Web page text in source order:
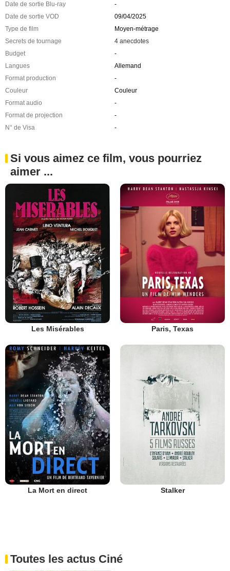
Date de sortie Blu-ray
-
Date de sortie VOD
09/04/2025
Type de film
Moyen-métrage
Secrets de tournage
4 anecdotes
Budget
-
Langues
Allemand
Format production
-
Couleur
Couleur
Format audio
-
Format de projection
-
N° de Visa
-
Si vous aimez ce film, vous pourriez
aimer ...
Les Misérables Paris, Texas
La Mort en direct Stalker
Toutes les actus Ciné